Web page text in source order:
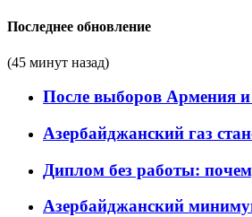
Последнее обновление
(45 минут назад)
После выборов Армения и
Азербайджанский газ
Диплом без работы:
Азербайджанский